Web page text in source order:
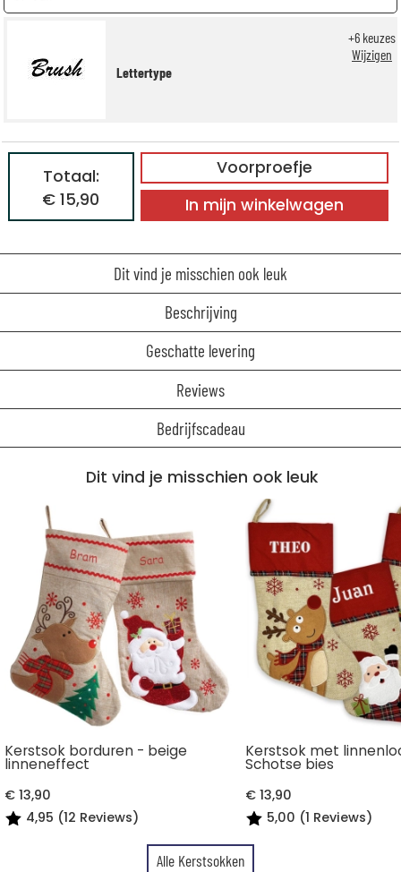
Lettertype
+6 keuzes
Wijzigen
Voorproefje
Totaal:
€ 15,90
In mijn winkelwagen
Dit vind je misschien ook leuk
Beschrijving
Geschatte levering
Reviews
Bedrijfscadeau
Dit vind je misschien ook leuk
Kerstsok borduren - beige
linneneffect
€ 13,90
4,95 (12 Reviews)
Kerstsok met
Schotse bies
€ 13,90
5,00 (1 Reviews)
Alle Kerstsokken